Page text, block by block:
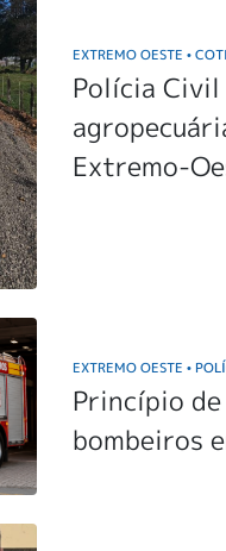
EXTREMO OESTE•
Polícia Civil
Extremo-
EXTREMO OESTE•
Princípio
bombeiros